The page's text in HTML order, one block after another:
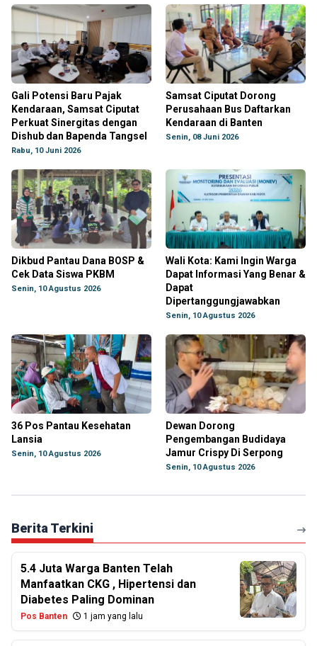
Gali Potensi Baru Pajak
Kendaraan, Samsat Ciputat
Perkuat Sinergitas dengan
Dishub dan Bapenda Tangsel
Rabu, 10 Juni 2026
Samsat Ciputat Dorong
Perusahaan Bus Daftarkan
Kendaraan di Banten
Senin, 08 Juni 2026
Dikbud Pantau Dana BOSP &
Cek Data Siswa PKBM
Senin, 10 Agustus 2026
Wali Kota: Kami Ingin Warga
Dapat Informasi Yang Benar &
Dapat
Dipertanggungjawabkan
Senin, 10 Agustus 2026
36 Pos Pantau Kesehatan
Lansia
Senin, 10 Agustus 2026
Dewan Dorong
Pengembangan Budidaya
Jamur Crispy Di Serpong
Senin, 10 Agustus 2026
Berita Terkini
5.4 Juta Warga Banten Telah
Manfaatkan CKG , Hipertensi dan
Diabetes Paling Dominan
Pos Banten 1 jam yang lalu